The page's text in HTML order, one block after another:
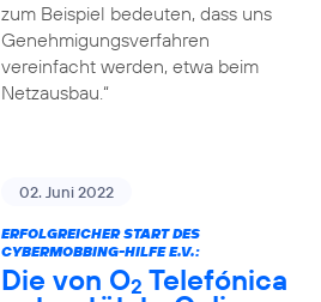
zum Beispiel bedeuten, dass uns
Genehmigungsverfahren
vereinfacht werden, etwa beim
Netzausbau.“
02. Juni 2022
ERFOLGREICHER START DES
CYBERMOBBING-HILFE E.V.:
Die von O2 Telefónica